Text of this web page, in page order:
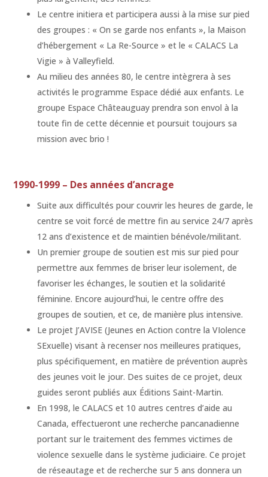
Le centre initiera et participera aussi à la mise sur pied
des groupes : « On se garde nos enfants », la Maison
d’hébergement « La Re-Source » et le « CALACS La
Vigie » à Valleyfield.
Au milieu des années 80, le centre intègrera à ses
activités le programme Espace dédié aux enfants. Le
groupe Espace Châteauguay prendra son envol à la
toute fin de cette décennie et poursuit toujours sa
mission avec brio !
1990-1999 – Des années d’ancrage
Suite aux difficultés pour couvrir les heures de garde, le
centre se voit forcé de mettre fin au service 24/7 après
12 ans d’existence et de maintien bénévole/militant.
Un premier groupe de soutien est mis sur pied pour
permettre aux femmes de briser leur isolement, de
favoriser les échanges, le soutien et la solidarité
féminine. Encore aujourd’hui, le centre offre des
groupes de soutien, et ce, de manière plus intensive.
Le projet J’AVISE (Jeunes en Action contre la VIolence
SExuelle) visant à recenser nos meilleures pratiques,
plus spécifiquement, en matière de prévention auprès
des jeunes voit le jour. Des suites de ce projet, deux
guides seront publiés aux Éditions Saint-Martin.
En 1998, le CALACS et 10 autres centres d’aide au
Canada, effectueront une recherche pancanadienne
portant sur le traitement des femmes victimes de
violence sexuelle dans le système judiciaire. Ce projet
de réseautage et de recherche sur 5 ans donnera un